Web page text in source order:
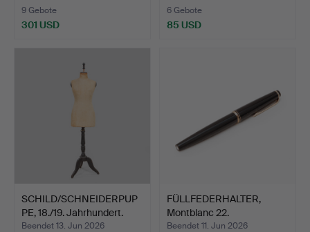
9 Gebote
301 USD
6 Gebote
85 USD
SCHILD/SCHNEIDERPUP
PE, 18./19. Jahrhundert.
Beendet 13. Jun 2026
FÜLLFEDERHALTER,
Montblanc 22.
Beendet 11. Jun 2026